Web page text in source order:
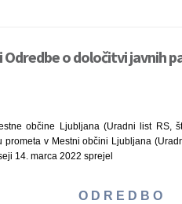
o določitvi javnih
občine Ljubljana (Uradni list RS,
v Mestni občini Ljubljana
14. marca 2022 sprejel
O D R E D B O